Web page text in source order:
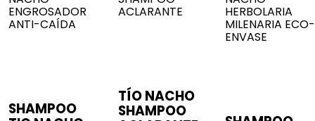
SHAMPOO
TÍO NACHO
SHAMPOO